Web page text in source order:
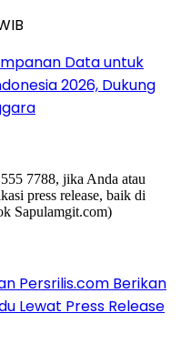
Data untuk
2026, Dukung
Persrilis.com Berikan
Lewat Press Release